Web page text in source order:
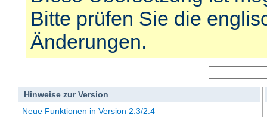
Bitte prüfen Sie die
Änderungen.
Hinweise zur Version
Neue Funktionen in Version 2.3/2.4